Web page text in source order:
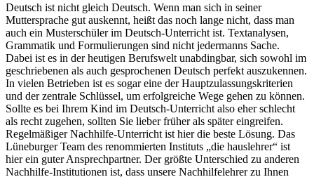
Deutsch ist nicht gleich Deutsch. Wenn man sich in seiner
Muttersprache gut auskennt, heißt das noch lange nicht, dass man
auch ein Musterschüler im Deutsch-Unterricht ist. Textanalysen,
Grammatik und Formulierungen sind nicht jedermanns Sache.
Dabei ist es in der heutigen Berufswelt unabdingbar, sich sowohl im
geschriebenen als auch gesprochenen Deutsch perfekt auszukennen.
In vielen Betrieben ist es sogar eine der Hauptzulassungskriterien
und der zentrale Schlüssel, um erfolgreiche Wege gehen zu können.
Sollte es bei Ihrem Kind im Deutsch-Unterricht also eher schlecht
als recht zugehen, sollten Sie lieber früher als später eingreifen.
Regelmäßiger Nachhilfe-Unterricht ist hier die beste Lösung. Das
Lüneburger Team des renommierten Instituts „die hauslehrer“ ist
hier ein guter Ansprechpartner. Der größte Unterschied zu anderen
Nachhilfe-Institutionen ist, dass unsere Nachhilfelehrer zu Ihnen